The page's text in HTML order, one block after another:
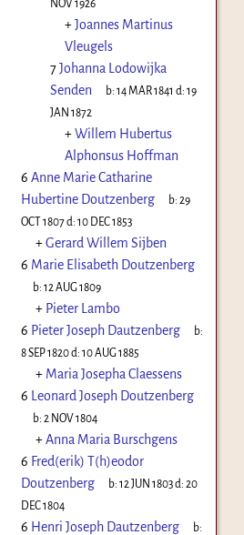
NOV 1926
+Joannes Martinus
Vleugels
7Johanna Lodowijka
Senden
b:14 MAR 1841 d:19
JAN 1872
+Willem Hubertus
Alphonsus Hoffman
6 Anne Marie Catharine
Hubertine Doutzenberg
b:29
OCT 1807d: 10 DEC 1853
+Gerard Willem Sijben
6 Marie Elisabeth Doutzenberg
b:12 AUG 1809
+ Pieter Lambo
6 Pieter Joseph Dautzenberg
b:
8 SEP 1820d: 10 AUG 1885
+ Maria Josepha Claessens
6 Leonard Joseph Doutzenberg
b:2 NOV 1804
+Anna Maria Burschgens
6 Fred(erik) T(h)eodor
Doutzenberg
b:12 JUN 1803d:20
DEC 1804
6 Henri Joseph Dautzenberg
b: